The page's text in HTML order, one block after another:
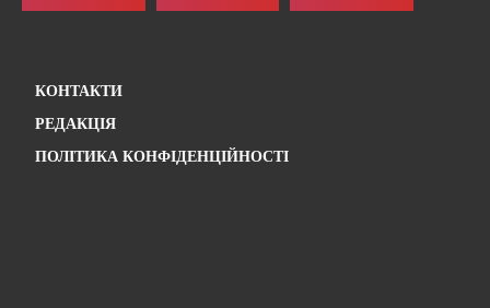
КОНТАКТИ
РЕДАКЦІЯ
ПОЛІТИКА КОНФІДЕНЦІЙНОСТІ